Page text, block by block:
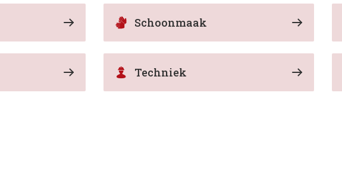
Schoonmaak
Techniek